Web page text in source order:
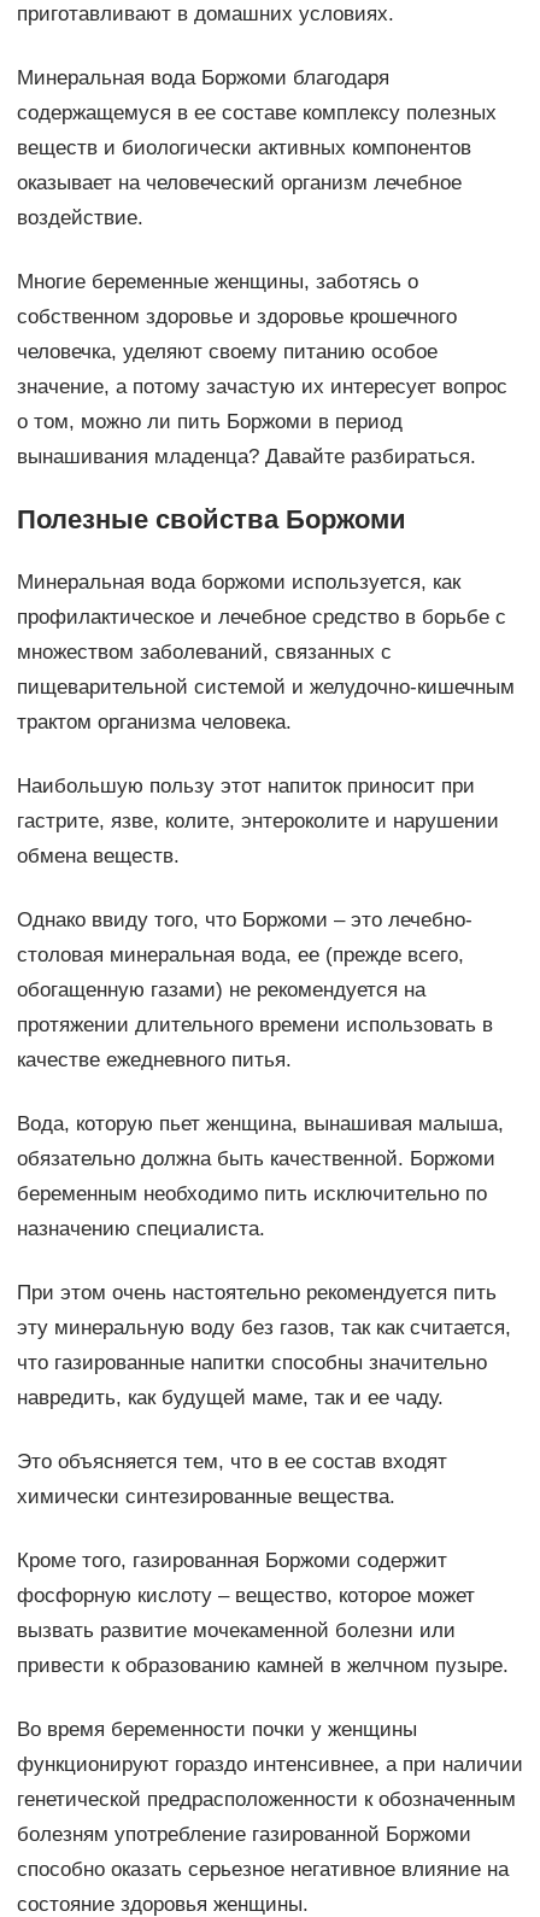
приготавливают в домашних условиях.
Минеральная вода Боржоми благодаря
содержащемуся в ее составе комплексу полезных
веществ и биологически активных компонентов
оказывает на человеческий организм лечебное
воздействие.
Многие беременные женщины, заботясь о
собственном здоровье и здоровье крошечного
человечка, уделяют своему питанию особое
значение, а потому зачастую их интересует вопрос
о том, можно ли пить Боржоми в период
вынашивания младенца? Давайте разбираться.
Полезные свойства Боржоми
Минеральная вода боржоми используется, как
профилактическое и лечебное средство в борьбе с
множеством заболеваний, связанных с
пищеварительной системой и желудочно-кишечным
трактом организма человека.
Наибольшую пользу этот напиток приносит при
гастрите, язве, колите, энтероколите и нарушении
обмена веществ.
Однако ввиду того, что Боржоми – это лечебно-
столовая минеральная вода, ее (прежде всего,
обогащенную газами) не рекомендуется на
протяжении длительного времени использовать в
качестве ежедневного питья.
Вода, которую пьет женщина, вынашивая малыша,
обязательно должна быть качественной. Боржоми
беременным необходимо пить исключительно по
назначению специалиста.
При этом очень настоятельно рекомендуется пить
эту минеральную воду без газов, так как считается,
что газированные напитки способны значительно
навредить, как будущей маме, так и ее чаду.
Это объясняется тем, что в ее состав входят
химически синтезированные вещества.
Кроме того, газированная Боржоми содержит
фосфорную кислоту – вещество, которое может
вызвать развитие мочекаменной болезни или
привести к образованию камней в желчном пузыре.
Во время беременности почки у женщины
функционируют гораздо интенсивнее, а при наличии
генетической предрасположенности к обозначенным
болезням употребление газированной Боржоми
способно оказать серьезное негативное влияние на
состояние здоровья женщины.